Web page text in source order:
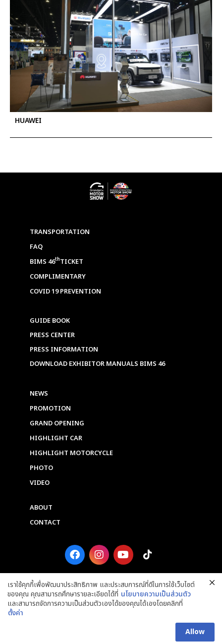
HUAWEI
TRANSPORTATION
FAQ
BIMS 46thTICKET
COMPLIMENTARY
COVID 19 PREVENTION
GUIDE BOOK
PRESS CENTER
PRESS INFORMATION
DOWNLOAD EXHIBITOR MANUALS BIMS 46
NEWS
PROMOTION
GRAND OPENING
HIGHLIGHT CAR
HIGHLIGHT MOTORCYCLE
PHOTO
VIDEO
ABOUT
CONTACT
F
a
c
e
b
o
o
I
n
s
t
a
g
r
Y
o
u
t
u
b
e
T
i
k
t
o
k
เราใช้คุกกี้เพื่อพัฒนาประสิทธิภาพ และประสบการณ์ที่ดีในการใช้เว็บไซต์
ของคุณ คุณสามารถศึกษารายละเอียดได้ที่ นโยบายความเป็นส่วนตัว
และสามารถจัดการความเป็นส่วนตัวเองได้ของคุณได้เองโดยคลิกที่
ตั้งค่า
Allow